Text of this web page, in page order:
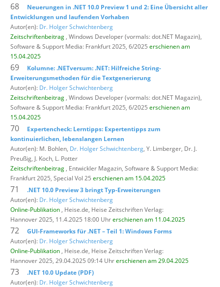
68
Neuerungen in .NET 10.0 Preview 1 und 2: Eine Übersicht aller
Entwicklungen und laufenden Vorhaben
Autor(en): Dr. Holger Schwichtenberg
Zeitschriftenbeitrag , Windows Developer (vormals: dot.NET Magazin),
Software & Support Media: Frankfurt 2025, 6/2025 erschienen am
15.04.2025
69
Kolumne: .NETversum: .NET: Hilfreiche String-
Erweiterungsmethoden für die Textgenerierung
Autor(en): Dr. Holger Schwichtenberg
Zeitschriftenbeitrag , Windows Developer (vormals: dot.NET Magazin),
Software & Support Media: Frankfurt 2025, 6/2025 erschienen am
15.04.2025
70
Expertencheck: Lerntipps: Expertentipps zum
kontinuierlichen, lebenslangen Lernen
Autor(en): M. Bohlen, Dr. Holger Schwichtenberg, Y. Limberger, Dr. J.
Preußig, J. Koch, L. Potter
Zeitschriftenbeitrag , Entwickler Magazin, Software & Support Media:
Frankfurt 2025, Special Vol 25 erschienen am 15.04.2025
71
.NET 10.0 Preview 3 bringt Typ-Erweiterungen
Autor(en): Dr. Holger Schwichtenberg
Online-Publikation , Heise.de, Heise Zeitschriften Verlag:
Hannover 2025, 11.4.2025 18:00 Uhrerschienen am 11.04.2025
72
GUI-Frameworks für .NET – Teil 1: Windows Forms
Autor(en): Dr. Holger Schwichtenberg
Online-Publikation , Heise.de, Heise Zeitschriften Verlag:
Hannover 2025, 29.04.2025 09:14 Uhrerschienen am 29.04.2025
73
.NET 10.0 Update (PDF)
Autor(en): Dr. Holger Schwichtenberg